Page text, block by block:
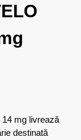
mg livrează
destinată